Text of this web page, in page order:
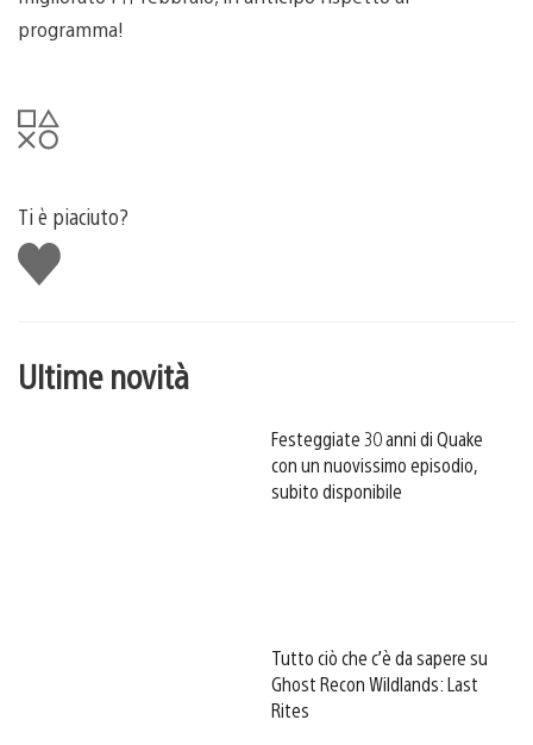
programma!
Ti è piaciuto?
Mi
piace
Ultime novità
Festeggiate 30 anni di Quake
con un nuovissimo episodio,
subito disponibile
Tutto ciò che c’è da sapere su
Ghost Recon Wildlands: Last
Rites